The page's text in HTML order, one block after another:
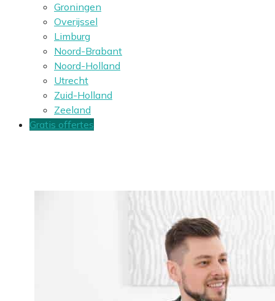
Groningen
Overijssel
Limburg
Noord-Brabant
Noord-Holland
Utrecht
Zuid-Holland
Zeeland
Gratis offertes